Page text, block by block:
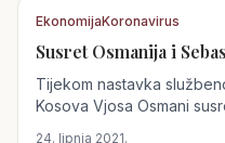
EkonomijaKoronavirus
Susret Osmanija i
Tijekom nastavka
Kosova Vjosa Osmani susreo se s
24. lipnja 2021.